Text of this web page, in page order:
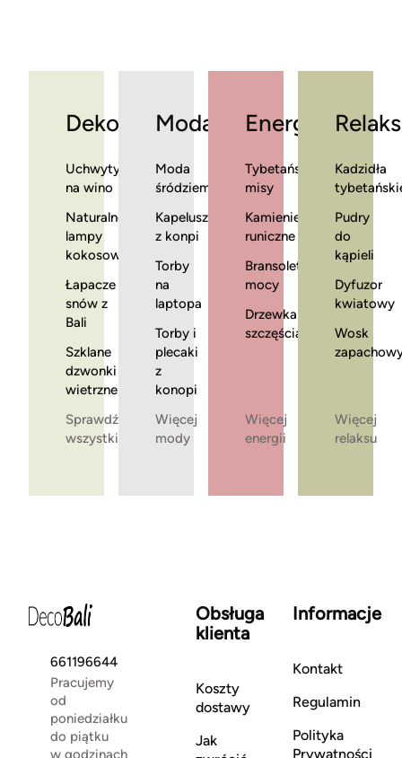
Dekoracje
Uchwyty
na wino
Naturalne
lampy
kokosowe
Łapacze
snów z
Bali
Szklane
dzwonki
wietrzne
Sprawdź
wszystkie
Moda
Moda
śródziemnomorska
Kapelusze
z konpi
Torby
na
laptopa
Torby i
plecaki
z
konopi
Więcej
mody
Energia
Tybetańskie
misy
Kamienie
runiczne
Bransoletki
mocy
Drzewka
szczęścia
Więcej
energii
Relaks
Kadzidła
Pudry
do
kąpieli
Dyfuzor
kwiatowy
Wosk
Więcej
relaksu
661196644
Pracujemy
od
poniedziałku
do piątku
w godzinach
Obsługa
klienta
Koszty
dostawy
Jak
Informacje
Kontakt
Regulamin
Polityka
Prywatności